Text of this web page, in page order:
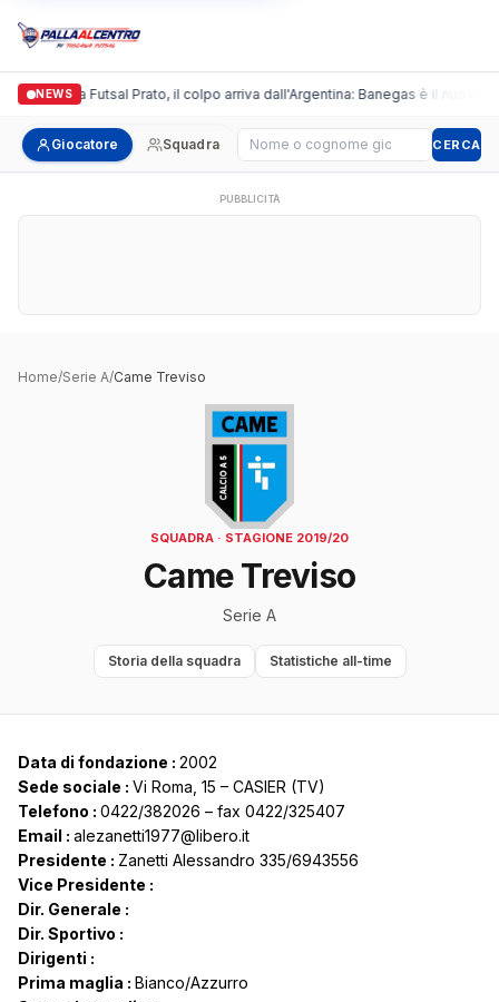
NEWS
Italgronda Futsal Prato, il colpo arriva dall'Argentina: Banegas è il nuovo
Giocatore Squadra Cerca giocatore CERCA
PUBBLICITÀ
Home/Serie A/Came Treviso
SQUADRA · STAGIONE 2019/20
Came Treviso
Serie A
Storia della squadra Statistiche all-time
Data di fondazione : 2002
Sede sociale : Vi Roma, 15 – CASIER (TV)
Telefono : 0422/382026 – fax 0422/325407
Email : alezanetti1977@libero.it
Presidente : Zanetti Alessandro 335/6943556
Vice Presidente :
Dir. Generale :
Dir. Sportivo :
Dirigenti :
Prima maglia : Bianco/Azzurro